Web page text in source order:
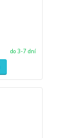
do 3-7 dní